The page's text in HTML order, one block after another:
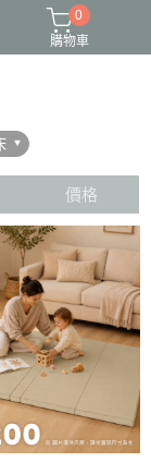
長包巾卡片禮盒
0
購物車
價格